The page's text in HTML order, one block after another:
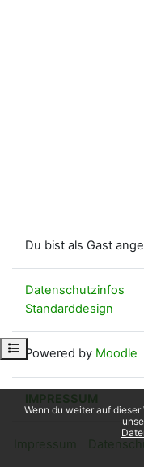
Wenn du weiter auf
Kursindex öffnen
Du bist als Gast
Datenschutzinfos
Standarddesign
Powered by Moodle
IMPRESSUM
Impressum